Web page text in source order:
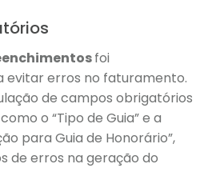
foi
evitar erros no faturamento.
de campos obrigatórios
o “Tipo de Guia” e a
para Guia de Honorário”,
de erros na geração do